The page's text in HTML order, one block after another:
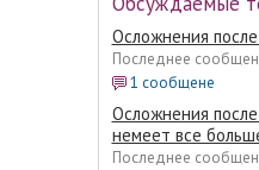
Осложнения
Последнее
1 сообщене
Осложнения
немеет все
Последнее